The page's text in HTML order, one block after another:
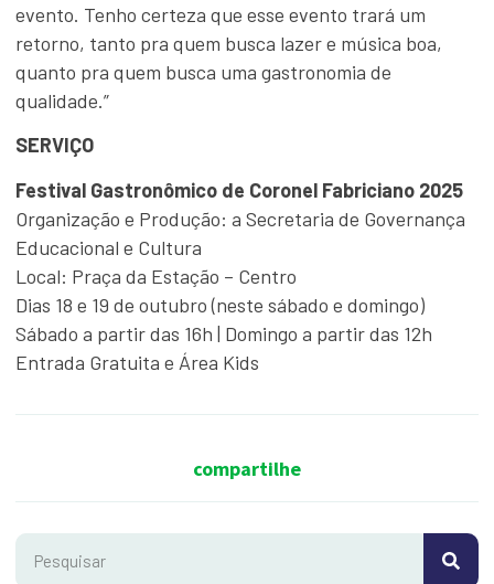
evento. Tenho certeza que esse evento trará um
retorno, tanto pra quem busca lazer e música boa,
quanto pra quem busca uma gastronomia de
qualidade.”
SERVIÇO
Festival Gastronômico de Coronel Fabriciano 2025
Organização e Produção: a Secretaria de Governança
Educacional e Cultura
Local: Praça da Estação – Centro
Dias 18 e 19 de outubro (neste sábado e domingo)
Sábado a partir das 16h | Domingo a partir das 12h
Entrada Gratuita e Área Kids
compartilhe